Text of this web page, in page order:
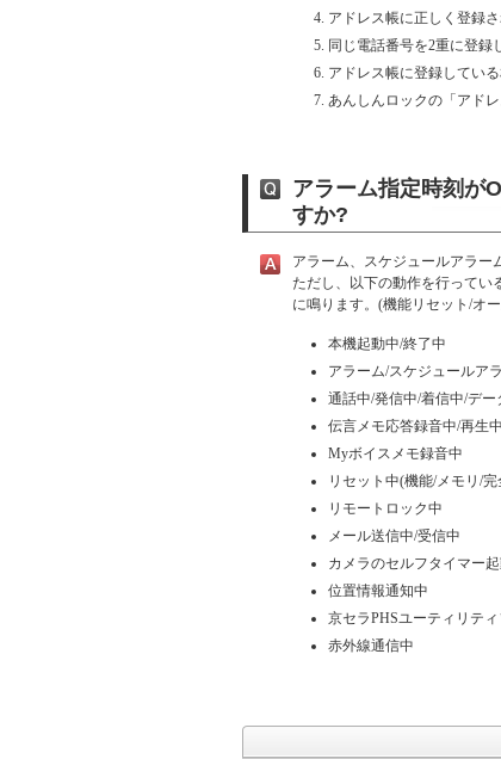
アドレス帳に正しく登録
同じ電話番号を2重に登録
アドレス帳に登録してい
あんしんロックの「アド
アラーム指定時刻が
すか?
アラーム、スケジュールアラー
ただし、以下の動作を行ってい
に鳴ります。(機能リセット/オ
本機起動中/終了中
アラーム/スケジュールア
通話中/発信中/着信中/デー
伝言メモ応答録音中/再生中
Myボイスメモ録音中
リセット中(機能/メモリ/
リモートロック中
メール送信中/受信中
カメラのセルフタイマー
位置情報通知中
京セラPHSユーティリテ
赤外線通信中